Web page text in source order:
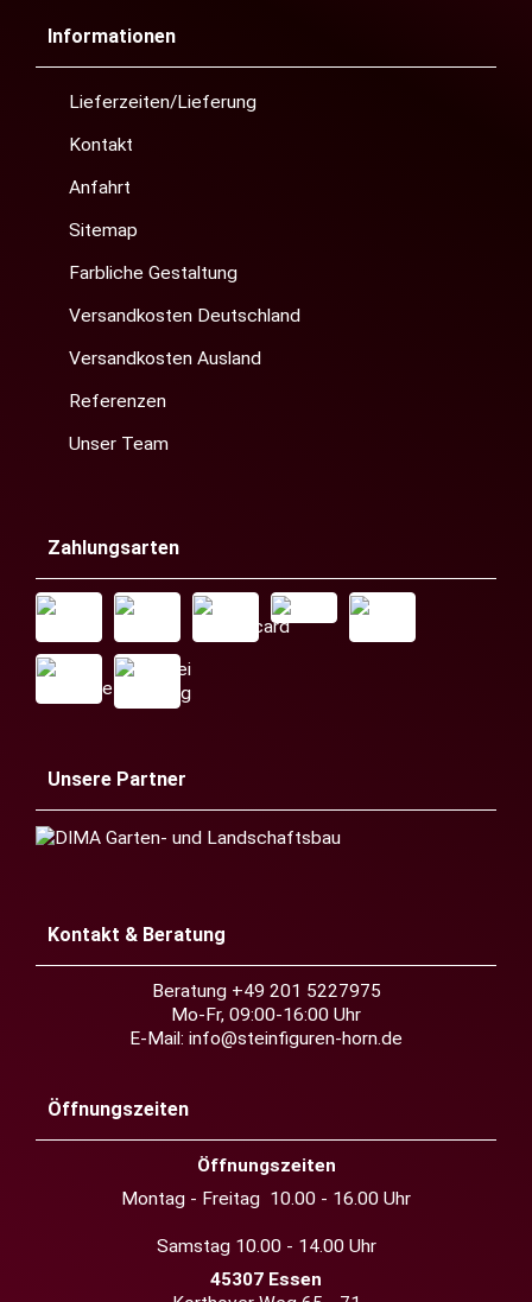
Informationen
Lieferzeiten/Lieferung
Kontakt
Anfahrt
Sitemap
Farbliche Gestaltung
Versandkosten Deutschland
Versandkosten Ausland
Referenzen
Unser Team
Zahlungsarten
Unsere Partner
Kontakt & Beratung
Beratung +49 201 5227975
Mo-Fr, 09:00-16:00 Uhr
E-Mail: info@steinfiguren-horn.de
Öffnungszeiten
Öffnungszeiten
Montag - Freitag 10.00 - 16.00 Uhr
Samstag 10.00 - 14.00 Uhr
45307 Essen